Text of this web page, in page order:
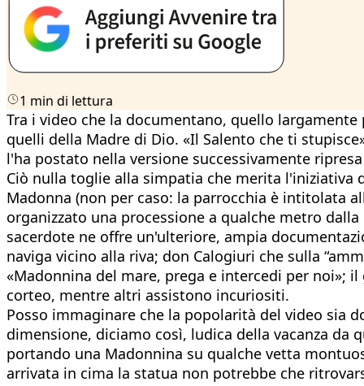
1 min di lettura
Tra i video che la documentano, quello
quelli della Madre di Dio. «Il Salento che ti
l'ha postato nella versione successivamente
Ciò nulla toglie alla simpatia che merita l'iniziativa
Madonna (non per caso: la parrocchia è intitolata
organizzato una processione a qualche metro
sacerdote ne offre un'ulteriore, ampia
naviga vicino alla riva; don Calogiuri che sulla
«Madonnina del mare, prega e intercedi per noi»;
corteo, mentre altri assistono incuriositi.
Posso immaginare che la popolarità del video sia
dimensione, diciamo così, ludica della vacanza
portando una Madonnina su qualche vetta
arrivata in cima la statua non potrebbe che